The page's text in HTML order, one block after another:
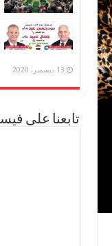
13 ديسمبر، 2020
تابعنا على